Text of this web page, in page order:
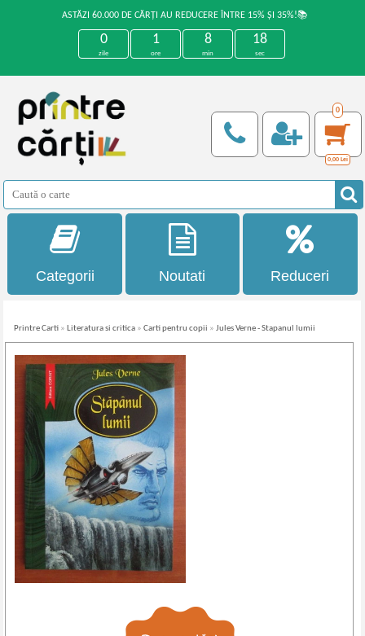
ASTĂZI 60.000 DE CĂRȚI AU REDUCERE ÎNTRE 15% ȘI 35%!📚
0
zile
1
ore
8
min
18
sec
0
0,00 Lei
Categorii Noutati Reduceri
Printre Carti » Literatura si critica »Carti pentru copii »Jules Verne - Stapanul lumii